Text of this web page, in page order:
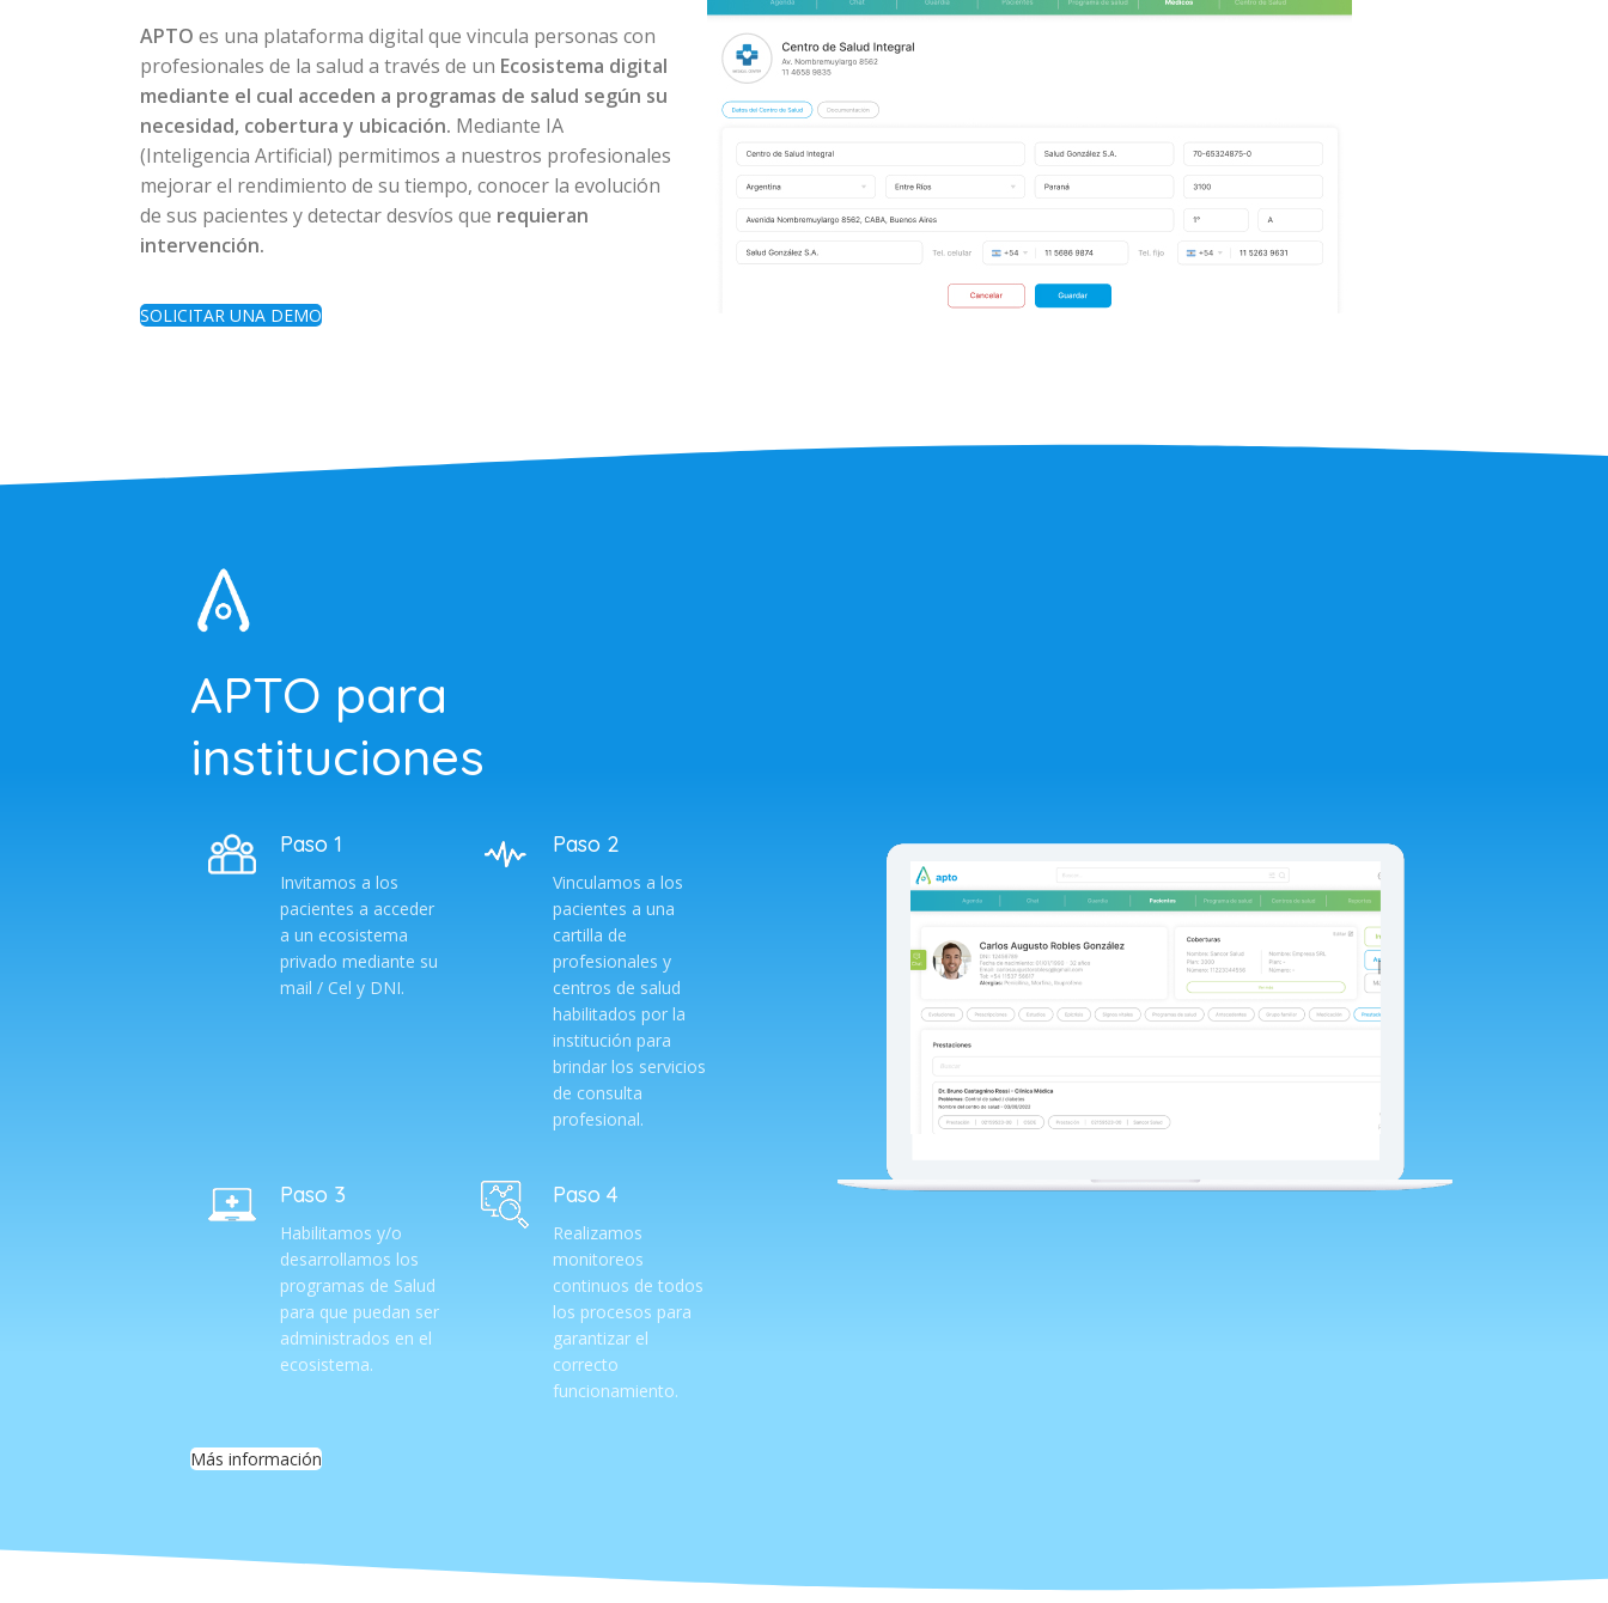
APTO es una plataforma digital que vincula personas con
profesionales de la salud a través de un Ecosistema digital
mediante el cual acceden a programas de salud según su
necesidad, cobertura y ubicación. Mediante IA
(Inteligencia Artificial) permitimos a nuestros profesionales
mejorar el rendimiento de su tiempo, conocer la evolución
de sus pacientes y detectar desvíos que requieran
intervención.
SOLICITAR UNA DEMO
APTO para
instituciones
Paso 1
Invitamos a los
pacientes a acceder
a un ecosistema
privado mediante su
mail / Cel y DNI.
Paso 2
Vinculamos a los
pacientes a una
cartilla de
profesionales y
centros de salud
habilitados por la
institución para
brindar los servicios
de consulta
profesional.
Paso 3
Habilitamos y/o
desarrollamos los
programas de Salud
para que puedan ser
administrados en el
ecosistema.
Paso 4
Realizamos
monitoreos
continuos de todos
los procesos para
garantizar el
correcto
funcionamiento.
Más información